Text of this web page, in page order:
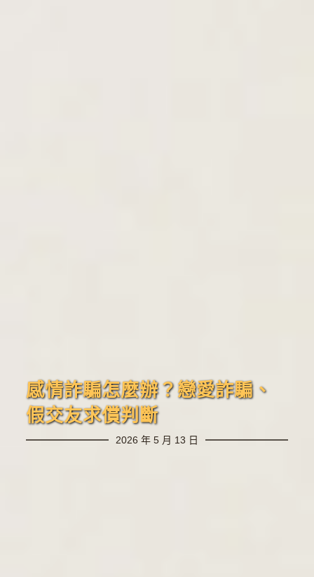
感情詐騙怎麼辦？戀愛詐騙、
假交友求償判斷
2026 年 5 月 13 日